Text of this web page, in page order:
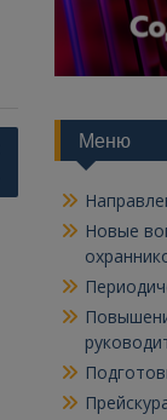
Меню
Новые